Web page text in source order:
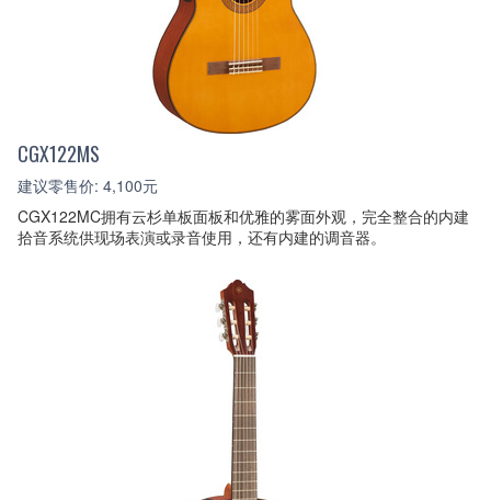
CGX122MS
建议零售价: 4,100元
CGX122MC拥有云杉单板面板和优雅的雾面外观，完全整合的内建
拾音系统供现场表演或录音使用，还有内建的调音器。